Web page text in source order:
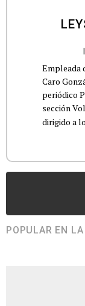
Empleada
Caro
periódico
sección
dirigido a
POPULAR EN